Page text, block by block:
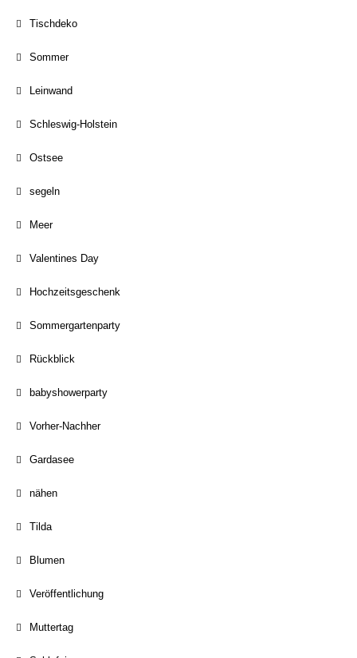
Tischdeko
Sommer
Leinwand
Schleswig-Holstein
Ostsee
segeln
Meer
Valentines Day
Hochzeitsgeschenk
Sommergartenparty
Rückblick
babyshowerparty
Vorher-Nachher
Gardasee
nähen
Tilda
Blumen
Veröffentlichung
Muttertag